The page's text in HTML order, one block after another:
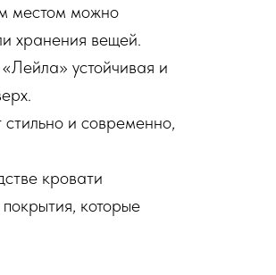
местом можно
хранения вещей.
устойчивая и
и современно,
кровати
которые